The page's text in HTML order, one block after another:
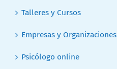
Talleres y Cursos
Empresas y Organizaciones
Psicólogo online